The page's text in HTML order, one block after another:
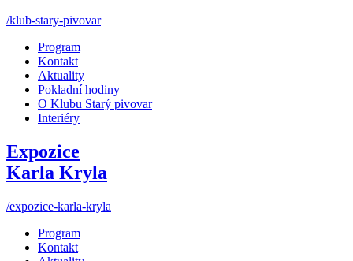
/klub-stary-pivovar
Program
Kontakt
Aktuality
Pokladní hodiny
O Klubu Starý pivovar
Interiéry
Expozice
Karla Kryla
/expozice-karla-kryla
Program
Kontakt